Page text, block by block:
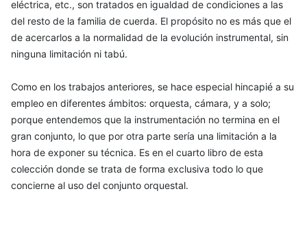
eléctrica, etc., son tratados en igualdad de condiciones a las
del resto de la familia de cuerda. El propósito no es más que el
de acercarlos a la normalidad de la evolución instrumental, sin
ninguna limitación ni tabú.
Como en los trabajos anteriores, se hace especial hincapié a su
empleo en diferentes ámbitos: orquesta, cámara, y a solo;
porque entendemos que la instrumentación no termina en el
gran conjunto, lo que por otra parte sería una limitación a la
hora de exponer su técnica. Es en el cuarto libro de esta
colección donde se trata de forma exclusiva todo lo que
concierne al uso del conjunto orquestal.